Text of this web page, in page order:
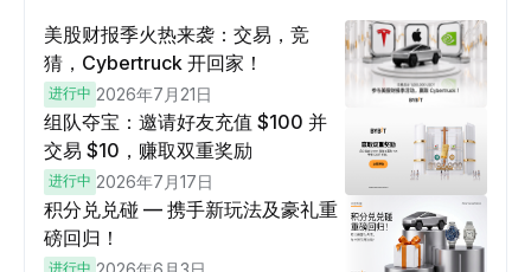
美股财报季火热来袭：交易，竞
猜，Cybertruck 开回家！
进行中 2026年7月21日
组队夺宝：邀请好友充值 $100 并
交易 $10，赚取双重奖励
进行中 2026年7月17日
积分兑兑碰 — 携手新玩法及豪礼重
磅回归！
进行中